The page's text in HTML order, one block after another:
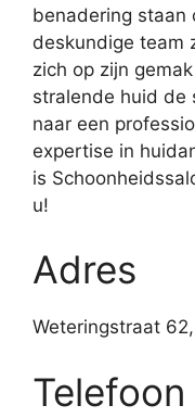
benadering staan
deskundige team
zich op zijn
stralende huid de
naar een
expertise in
is
u!
Adres
Weteringstraat
Telefoon